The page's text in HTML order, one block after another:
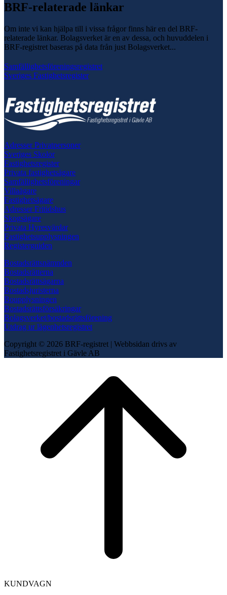
BRF-relaterade länkar
Om inte vi kan hjälpa till i vissa frågor finns här en del BRF-
relaterade länkar. Bolagsverket är en av dessa, och huvuddelen i
BRF-registret baseras på data från just Bolagsverket...
Samfällighetsföreningsregistret
Sveriges Fastighetsregister
Adresser Privatpersoner
Sveriges Skolor
Fastighetsregister
Privata fastighetsägare
Samfällighetsföreningar
Villaägare
Fastighetsägare
Adresser Fritidshus
Skogsägare
Privata Hyresvärdar
Fastighetsupplysningen
Registerguiden
Bostadsrättsnämnden
Bostadsrätterna
Bostadsrättsägarna
Bostadsjuristerna
Boupplysningen
Bostadsrättsförsäkringar
Bolagsverket/bostadsrättsförening
Utdrag ur lägenhetsregistret
Copyright © 2026 BRF-registret | Webbsidan drivs av
Fastighetsregistret i Gävle AB
KUNDVAGN